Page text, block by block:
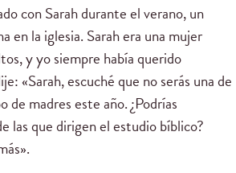
con Sarah durante el verano, un
en la iglesia. Sarah era una mujer
y yo siempre había querido
«Sarah, escuché que no serás una de
de madres este año. ¿Podrías
las que dirigen el estudio bíblico?